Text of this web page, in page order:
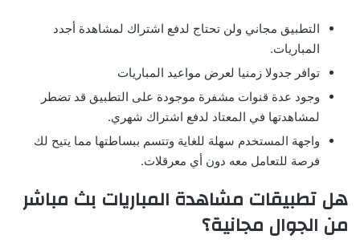
التطبيق مجاني ولن تحتاج لدفع اشتراك لمشاهدة أجدد
المباريات.
توافر جدولا زمنيا لعرض مواعيد المباريات
وجود عدة قنوات مشفرة موجودة على التطبيق قد تضطر
لمشاهدتها في المعتاد لدفع اشتراك شهري.
واجهة المستخدم سهلة للغاية وتتسم ببساطتها مما يتيح لك
فرصة للتعامل معه دون أي معرقلات.
هل تطبيقات مشاهدة المباريات بث مباشر
من الجوال مجانية؟